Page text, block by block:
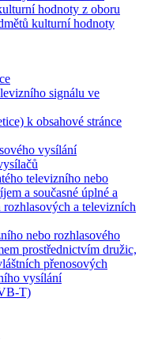
hodnoty z oboru
kulturní hodnoty
signálu ve
k obsahové stránce
vysílání
televizního nebo
a současné úplné a
a televizních
nebo rozhlasového
prostřednictvím družic,
přenosových
vysílání
T)